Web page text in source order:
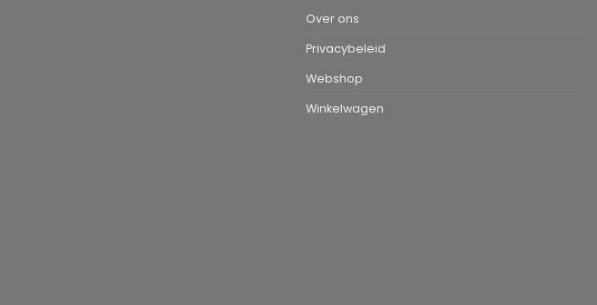
Over ons
Privacybeleid
Webshop
Winkelwagen